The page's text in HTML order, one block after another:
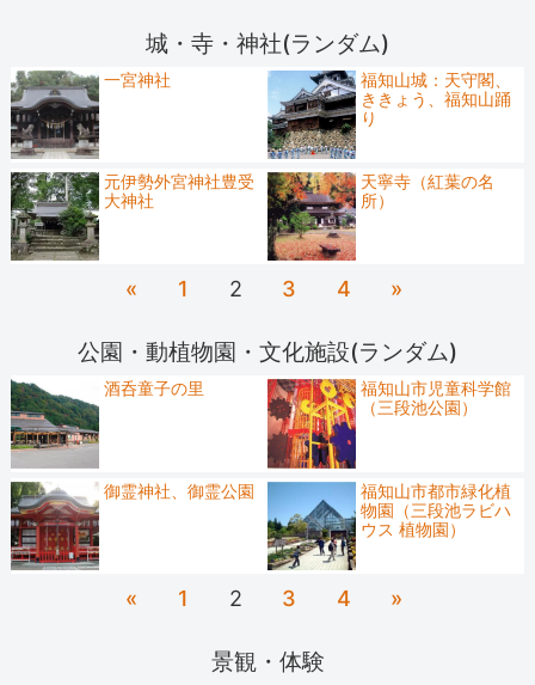
城・寺・神社(ランダム)
一宮神社
福知山城：天守閣、
ききょう、福知山踊
り
元伊勢外宮神社豊受
大神社
天寧寺（紅葉の名
所）
« 1 2 3 4 »
公園・動植物園・文化施設(ランダム)
酒呑童子の里
福知山市児童科学館
（三段池公園）
御霊神社、御霊公園
福知山市都市緑化植
物園（三段池ラビハ
ウス 植物園）
« 1 2 3 4 »
景観・体験